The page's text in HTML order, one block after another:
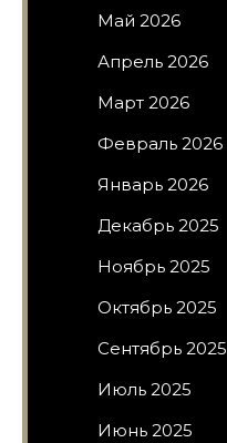
Май 2026
Апрель 2026
Март 2026
Февраль 2026
Январь 2026
Декабрь 2025
Ноябрь 2025
Октябрь 2025
Сентябрь 2025
Июль 2025
Июнь 2025